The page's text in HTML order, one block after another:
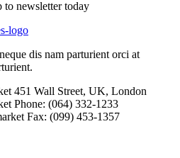
newsletter today
dis nam parturient orci at
451 Wall Street, UK, London
Phone: (064) 332-1233
Fax: (099) 453-1357